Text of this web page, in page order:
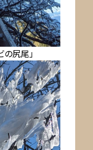
尻尾」